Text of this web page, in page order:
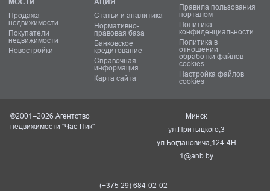
Продажа
недвижимости
Покупатели
недвижимости
Новостройки
Статьи и аналитика
Нормативно-
правовая база
Банковское
кредитование
Справочная
информация
Карта сайта
Правила пользования
порталом
Политика
конфиденциальности
Политика в
отношении
обработки файлов
cookies
Настройка файлов
cookies
©2001–2026 Агентство
недвижимости "Час-Пик"
Минск
ул.Притыцкого,3
ул.Богдановича,124-4Н
1@anb.by
(+375 29) 684-02-02